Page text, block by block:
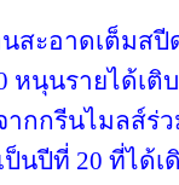
นสะอาดเต็มส
หนุนรายได้เติ
กกรีนไมลส์ร่
นปีที่ 20 ที่ได้เ